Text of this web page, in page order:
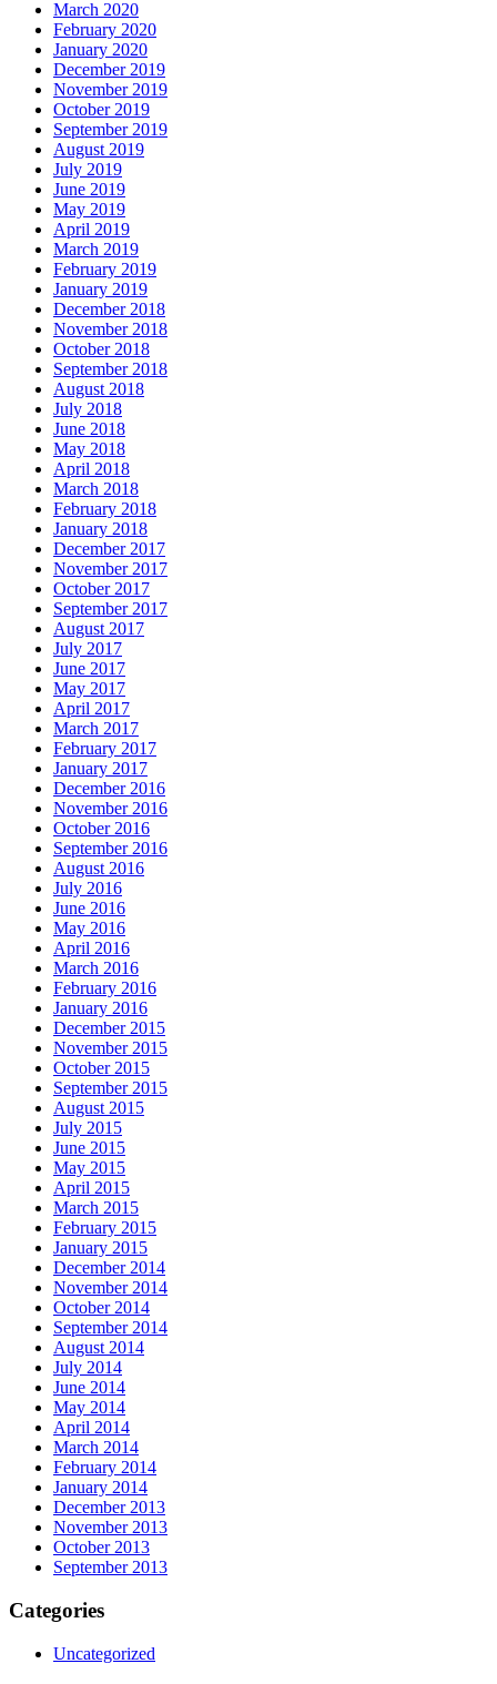
March 2020
February 2020
January 2020
December 2019
November 2019
October 2019
September 2019
August 2019
July 2019
June 2019
May 2019
April 2019
March 2019
February 2019
January 2019
December 2018
November 2018
October 2018
September 2018
August 2018
July 2018
June 2018
May 2018
April 2018
March 2018
February 2018
January 2018
December 2017
November 2017
October 2017
September 2017
August 2017
July 2017
June 2017
May 2017
April 2017
March 2017
February 2017
January 2017
December 2016
November 2016
October 2016
September 2016
August 2016
July 2016
June 2016
May 2016
April 2016
March 2016
February 2016
January 2016
December 2015
November 2015
October 2015
September 2015
August 2015
July 2015
June 2015
May 2015
April 2015
March 2015
February 2015
January 2015
December 2014
November 2014
October 2014
September 2014
August 2014
July 2014
June 2014
May 2014
April 2014
March 2014
February 2014
January 2014
December 2013
November 2013
October 2013
September 2013
Categories
Uncategorized